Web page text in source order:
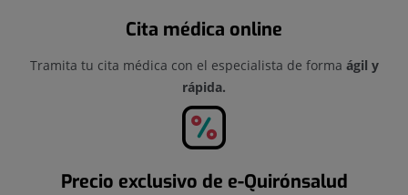
Cita médica online
Tramita tu cita médica con el especialista de forma ágil y
rápida.
Precio exclusivo de e-Quirónsalud